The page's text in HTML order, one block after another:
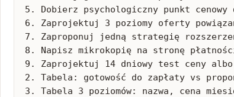
5. Dobierz psychologiczny punkt cenowy
6. Zaprojektuj 3 poziomy oferty
7. Zaproponuj jedną strategię
8. Napisz mikrokopię na stronę
9. Zaprojektuj 14 dniowy test ceny albo
2. Tabela: gotowość do zapłaty vs
3. Tabela 3 poziomów: nazwa, cena